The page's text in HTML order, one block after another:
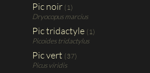
Pic noir (1)
Dryocopus marcius
Pic tridactyle (1)
Picoides tridactylus
Pic vert (37)
Picus viridis